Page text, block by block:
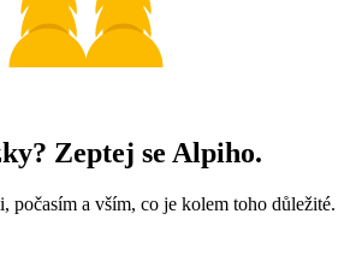
Zeptej se Alpiho.
počasím a vším, co je kolem toho důležité.